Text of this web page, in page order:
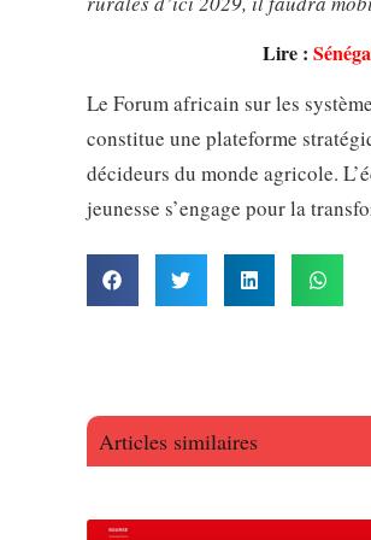
Lire :
Le Forum africain sur les
constitue une plateforme
décideurs du monde agricole.
jeunesse s’engage pour la
Articles similaires